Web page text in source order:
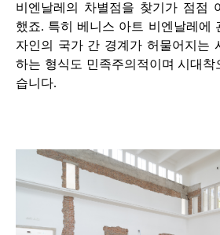
비엔날레의 차별점을 찾기가 점점
했죠. 특히 베니스 아트 비엔날레에
자인의 국가 간 경계가 허물어지는
하는 형식도 민족주의적이며 시대착
습니다.